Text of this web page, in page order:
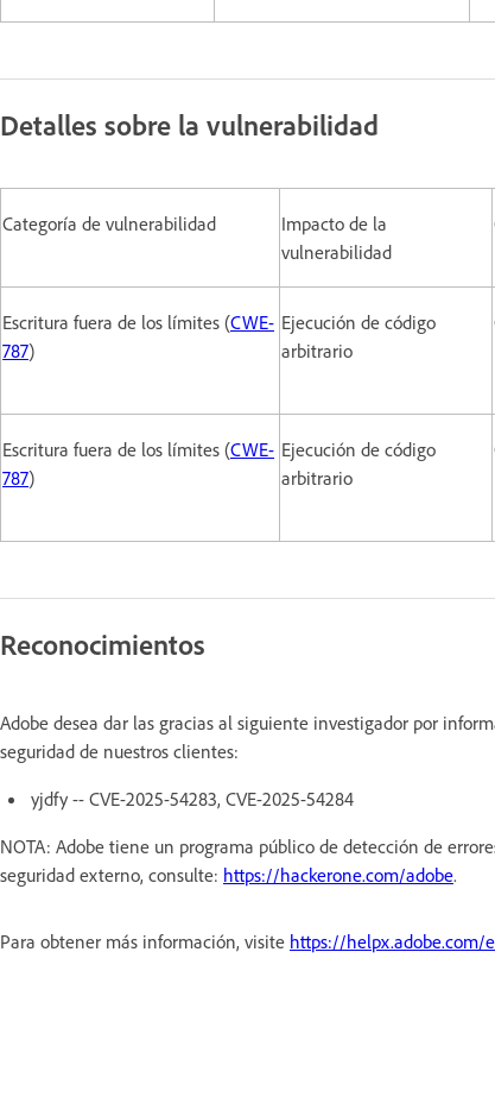
Detalles sobre la vulnerabilidad
Categoría de vulnerabilidad
Impacto de la
vulnerabilidad
Escritura fuera de los límites (CWE-
787)
Ejecución de código
arbitrario
Escritura fuera de los límites (CWE-
787)
Ejecución de código
arbitrario
Reconocimientos
Adobe desea dar las gracias al siguiente investigador por
seguridad de nuestros clientes:
yjdfy -- CVE-2025-54283, CVE-2025-54284
NOTA: Adobe tiene un programa público de detección de
seguridad externo, consulte: https://hackerone.com/adobe.
Para obtener más información, visite https://helpx.adobe.com/